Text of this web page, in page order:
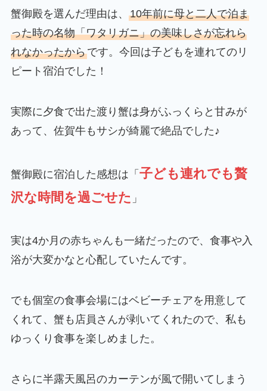
蟹御殿を選んだ理由は、 10年前に母と二人で泊ま
った時の名物「ワタリガニ」の美味しさが忘れら
れなかったからです。今回は子どもを連れてのリ
ピート宿泊でした！
実際に夕食で出た渡り蟹は身がふっくらと甘みが
あって、佐賀牛もサシが綺麗で絶品でした♪
蟹御殿に宿泊した感想は「 子ども連れでも贅
沢な時間を過ごせた 」
実は4か月の赤ちゃんも一緒だったので、食事や入
浴が大変かなと心配していたんです。
でも個室の食事会場にはベビーチェアを用意して
くれて、蟹も店員さんが剥いてくれたので、私も
ゆっくり食事を楽しめました。
さらに半露天風呂のカーテンが風で開いてしまう